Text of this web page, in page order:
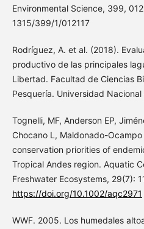
Environmental Science, 399,
1315/399/1/012117
Rodríguez, A. et al. (2018).
productivo de las principales
Libertad. Facultad de Ciencias
Pesquería. Universidad Nacional
Tognelli, MF, Anderson EP,
Chocano L, Maldonado-
conservation priorities of
Tropical Andes region. Aquatic
Freshwater Ecosystems, 29(7):
https://doi.org/10.1002/aqc2971
WWF. 2005. Los humedales